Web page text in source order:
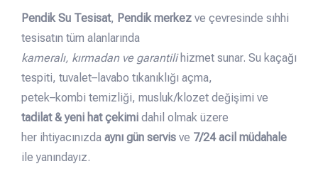
Pendik Su Tesisat, Pendik merkez ve çevresinde sıhhi
tesisatın tüm alanlarında
kameralı, kırmadan ve garantilihizmet sunar. Su kaçağı
tespiti, tuvalet–lavabo tıkanıklığı açma,
petek–kombi temizliği, musluk/klozet değişimi ve
tadilat & yeni hat çekimi dahil olmak üzere
her ihtiyacınızda aynı gün servis ve 7/24 acil müdahale
ile yanındayız.